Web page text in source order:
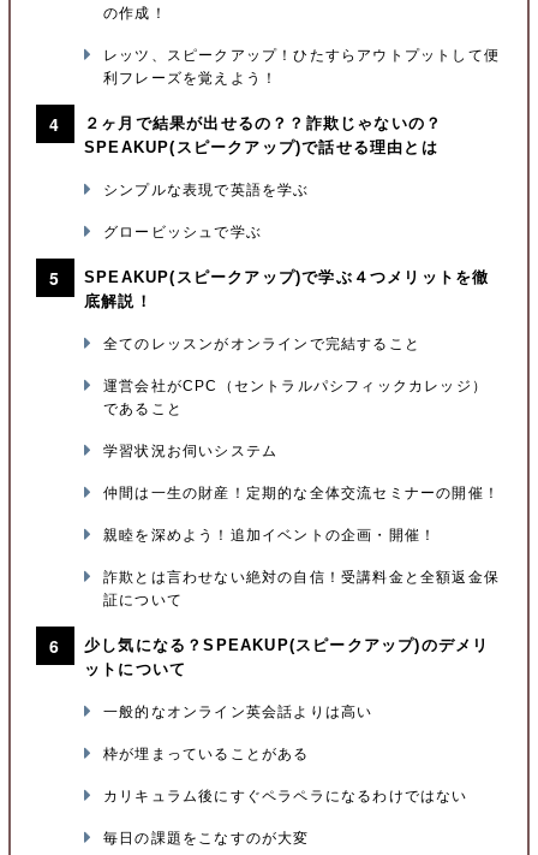
の作成！
レッツ、スピークアップ！ひたすらアウトプットして便
利フレーズを覚えよう！
２ヶ月で結果が出せるの？？詐欺じゃないの？
SPEAKUP(スピークアップ)で話せる理由とは
シンプルな表現で英語を学ぶ
グロービッシュで学ぶ
SPEAKUP(スピークアップ)で学ぶ４つメリットを徹
底解説！
全てのレッスンがオンラインで完結すること
運営会社がCPC（セントラルパシフィックカレッジ）
であること
学習状況お伺いシステム
仲間は一生の財産！定期的な全体交流セミナーの開催！
親睦を深めよう！追加イベントの企画・開催！
詐欺とは言わせない絶対の自信！受講料金と全額返金保
証について
少し気になる？SPEAKUP(スピークアップ)のデメリ
ットについて
一般的なオンライン英会話よりは高い
枠が埋まっていることがある
カリキュラム後にすぐペラペラになるわけではない
毎日の課題をこなすのが大変